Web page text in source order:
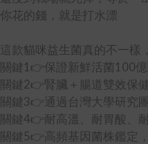
你花的錢，就是打水漂
這款貓咪益生菌真的不一樣
關鍵1👉保證新鮮活菌100億
關鍵2👉腎臟＋腸道雙效保
關鍵3👉通過台灣大學研究
關鍵4👉耐高溫、耐胃酸、
關鍵5👉高頻基因菌株鑑定